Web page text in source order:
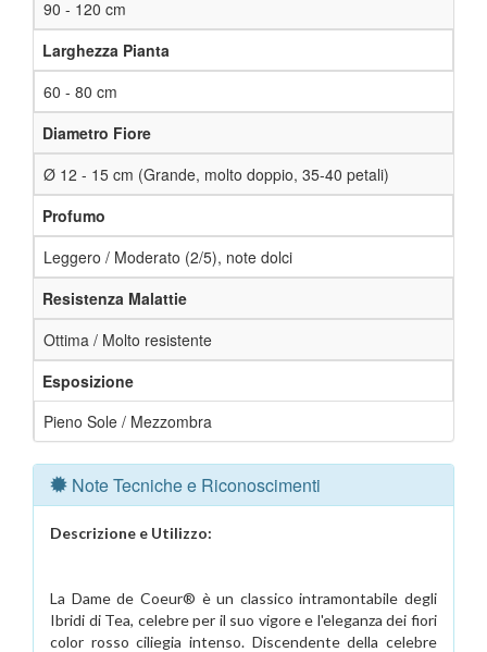
90 - 120 cm
Larghezza Pianta
60 - 80 cm
Diametro Fiore
Ø 12 - 15 cm (Grande, molto doppio, 35-40 petali)
Profumo
Leggero / Moderato (2/5), note dolci
Resistenza Malattie
Ottima / Molto resistente
Esposizione
Pieno Sole / Mezzombra
Note Tecniche e Riconoscimenti
Descrizione e Utilizzo:
La Dame de Coeur® è un classico intramontabile degli
Ibridi di Tea, celebre per il suo vigore e l'eleganza dei fiori
color rosso ciliegia intenso. Discendente della celebre